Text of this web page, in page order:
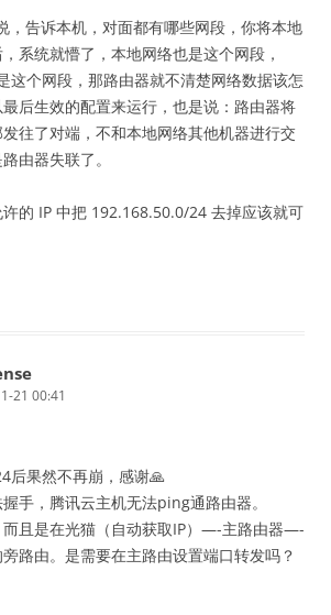
，告诉本机，对面都有哪些网段，你将本地
系统就懵了，本地网络也是这个网段，
个网段，那路由器就不清楚网络数据该怎
后生效的配置来运行，也是说：路由器将
往了对端，不和本地网络其他机器进行交
由器失联了。
的 IP 中把 192.168.50.0/24 去掉应该就可
21 00:41
后果然不再崩，感谢🙏
手，腾讯云主机无法ping通路由器。
而且是在光猫（自动获取IP）—-主路由器—-
路由。是需要在主路由设置端口转发吗？